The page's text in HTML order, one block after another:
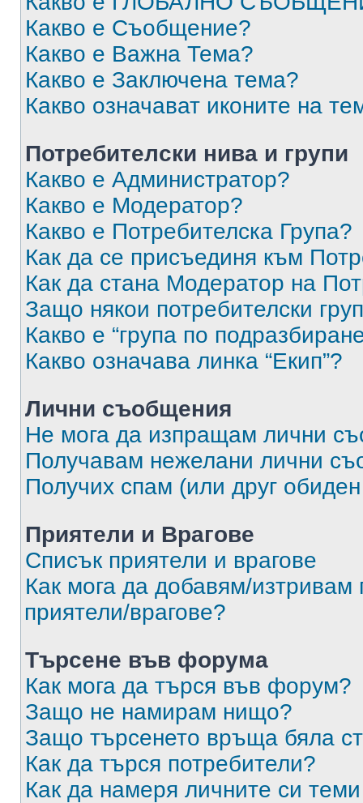
Какво е Съобщение?
Какво е Важна Тема?
Какво е Заключена тема?
Какво означават иконите на
Потребителски нива и групи
Какво е Администратор?
Какво е Модератор?
Какво е Потребителска Група?
Как да се присъединя към
Как да стана Модератор на
Защо някои потребителски
Какво е “група по
Какво означава линка “Екип”?
Лични съобщения
Не мога да изпращам лични
Получавам нежелани лични
Получих спам (или друг
Приятели и Врагове
Списък приятели и врагове
Как мога да добавям/изтривам
приятели/врагове?
Търсене във форума
Как мога да търся във форум?
Защо не намирам нищо?
Защо търсенето връща бяла
Как да търся потребители?
Как да намеря личните си